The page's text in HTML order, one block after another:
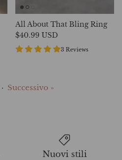
All About That Bling Ring
$40.99 USD
3 Reviews
· Successivo »
Nuovi stili